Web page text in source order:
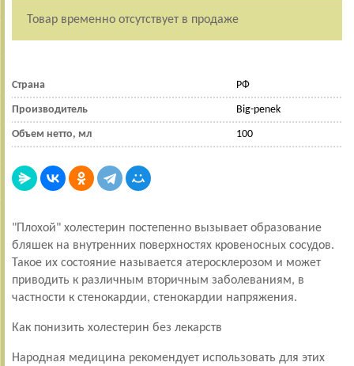
Товар временно отсутствует в продаже
Страна РФ
Производитель Big-penek
Объем нетто, мл 100
"Плохой" холестерин постепенно вызывает образование
бляшек на внутренних поверхностях кровеносных сосудов.
Такое их состояние называется атеросклерозом и может
приводить к различным вторичным заболеваниям, в
частности к стенокардии, стенокардии напряжения.
Как понизить холестерин без лекарств
Народная медицина рекомендует использовать для этих